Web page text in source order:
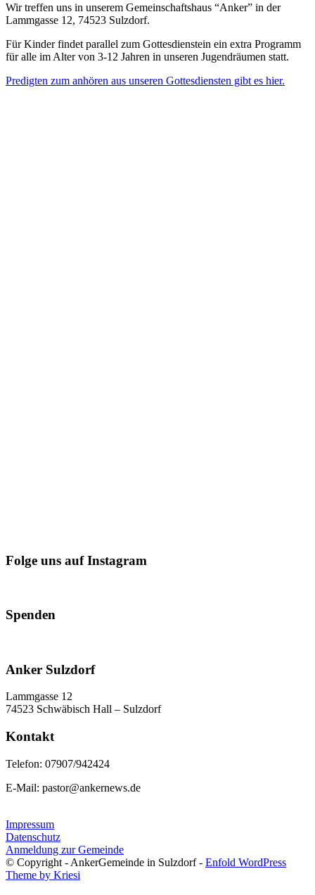
Wir treffen uns in unserem Gemeinschaftshaus “Anker” in der
Lammgasse 12, 74523 Sulzdorf.
Für Kinder findet parallel zum Gottesdienstein ein extra Programm
für alle im Alter von 3-12 Jahren in unseren Jugendräumen statt.
Predigten zum anhören aus unseren Gottesdiensten gibt es hier.
Folge uns auf Instagram
Spenden
Anker Sulzdorf
Lammgasse 12
74523 Schwäbisch Hall – Sulzdorf
Kontakt
Telefon: 07907/942424
E-Mail: pastor@ankernews.de
Impressum
Datenschutz
Anmeldung zur Gemeinde
© Copyright - AnkerGemeinde in Sulzdorf - Enfold WordPress
Theme by Kriesi